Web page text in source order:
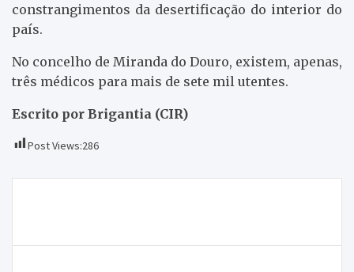
constrangimentos da desertificação do interior do
país.
No concelho de Miranda do Douro, existem, apenas,
três médicos para mais de sete mil utentes.
Escrito por Brigantia (CIR)
Post Views:286
artigos